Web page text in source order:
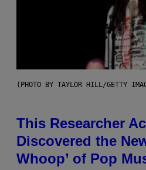
(PHOTO BY TAYLOR HILL/GETTY
This Researcher
Discovered the
Whoop’ of Pop